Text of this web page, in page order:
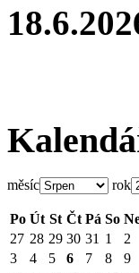
měsíc rok
Po Út St Čt Pá So
27 28 29 30 31 1
2
3
4 5 6 7 8
9